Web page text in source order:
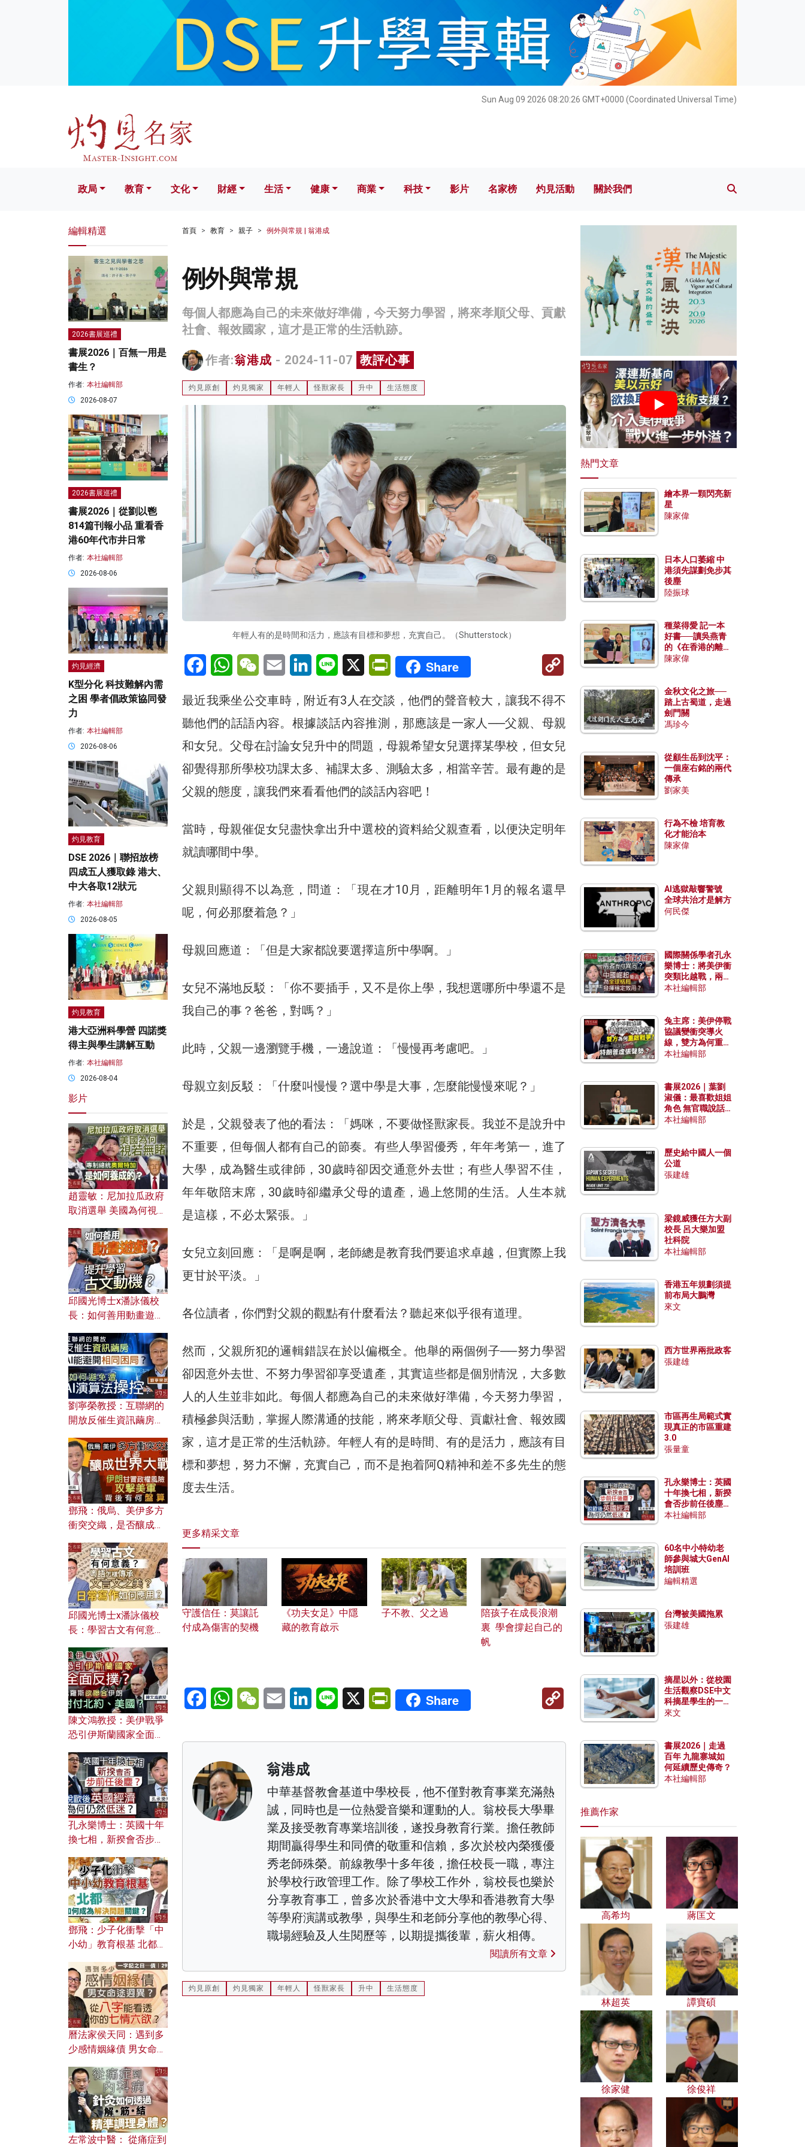
Sun Aug 09 2026 08:20:28 GMT+0000 (Coordinated Universal Time)
文化 財經 生活 健康 科技 影片 名家榜 灼見活動 關於我們
政局 教育 文化 財經 生活 健康 商業 科技 影片 名家榜 灼見活動 關於我們
首頁 教育 親子 例外與常規 | 翁港成
例外與常規
每個人都應為自己的未來做好準備，今天努力學習，將來孝順父母、貢獻
社會、報效國家，這才是正常的生活軌跡。
作者:翁港成 - 2024-11-07 教評心事
灼見原創 灼見獨家 年輕人 怪獸家長 升中 生活態度
年輕人有的是時間和活力，應該有目標和夢想，充實自己。（Shutterstock）
FacebookWhatsAppWeChatEmail LinkedInLine X PrintFriendly
Share
Copy
Link
最近我乘坐公交車時，附近有3人在交談，他們的聲音較大，讓我不得不
聽他們的話語內容。根據談話內容推測，那應該是一家人──父親、母親
和女兒。父母在討論女兒升中的問題，母親希望女兒選擇某學校，但女兒
卻覺得那所學校功課太多、補課太多、測驗太多，相當辛苦。最有趣的是
父親的態度，讓我們來看看他們的談話內容吧！
當時，母親催促女兒盡快拿出升中選校的資料給父親查看，以便決定明年
就讀哪間中學。
父親則顯得不以為意，問道：「現在才10月，距離明年1月的報名還早
呢，何必那麼着急？」
母親回應道：「但是大家都說要選擇這所中學啊。」
女兒不滿地反駁：「你不要插手，又不是你上學，我想選哪所中學還不是
我自己的事？爸爸，對嗎？」
此時，父親一邊瀏覽手機，一邊說道：「慢慢再考慮吧。」
母親立刻反駁：「什麼叫慢慢？選中學是大事，怎麼能慢慢來呢？」
於是，父親發表了他的看法：「媽咪，不要做怪獸家長。我並不是說升中
不重要，但每個人都有自己的節奏。有些人學習優秀，年年考第一，進了
大學，成為醫生或律師，30歲時卻因交通意外去世；有些人學習不佳，
年年敬陪末席，30歲時卻繼承父母的遺產，過上悠閒的生活。人生本就
是這樣，不必太緊張。」
女兒立刻回應：「是啊是啊，老師總是教育我們要追求卓越，但實際上我
更甘於平淡。」
各位讀者，你們對父親的觀點有什麼看法？聽起來似乎很有道理。
然而，父親所犯的邏輯錯誤在於以偏概全。他舉的兩個例子──努力學習
卻因意外去世、不努力學習卻享受遺產，其實這些都是個別情況，大多數
人的人生並非如此。每個人都應為自己的未來做好準備，今天努力學習，
積極參與活動，掌握人際溝通的技能，將來孝順父母、貢獻社會、報效國
家，這才是正常的生活軌跡。年輕人有的是時間、有的是活力，應該有目
標和夢想，努力不懈，充實自己，而不是抱着阿Q精神和差不多先生的態
度去生活。
更多精采文章
守護信任：莫讓託
付成為傷害的契機
《功夫女足》中隱
藏的教育啟示
子不教、父之過
陪孩子在成長浪潮
裏 學會撐起自己的
帆
FacebookWhatsAppWeChatEmail LinkedInLine X PrintFriendly
Share
Copy
翁港成
中華基督教會基道中學校長，他不僅對教育事業充滿熱
誠，同時也是一位熱愛音樂和運動的人。翁校長大學畢
業及接受教育專業培訓後，遂投身教育行業。擔任教師
期間贏得學生和同儕的敬重和信賴，多次於校內榮獲優
秀老師殊榮。前線教學十多年後，擔任校長一職，專注
於學校行政管理工作。除了學校工作外，翁校長也樂於
分享教育事工，曾多次於香港中文大學和香港教育大學
等學府演講或教學，與學生和老師分享他的教學心得、
職場經驗及人生閱歷等，以期提攜後輩，薪火相傳。
閱讀所有文章
灼見原創 灼見獨家 年輕人 怪獸家長 升中 生活態度
編輯精選
2026書展巡禮
書展2026｜百無一用是
書生？
作者: 本社編輯部
2026-08-07
2026書展巡禮
書展2026｜從劉以鬯
814篇刊報小品 重看香
港60年代市井日常
作者: 本社編輯部
2026-08-06
灼見經濟
K型分化 科技難解內需
之困 學者倡政策協同發
力
作者: 本社編輯部
2026-08-06
灼見教育
DSE 2026｜聯招放榜
四成五人獲取錄 港大、
中大各取12狀元
作者: 本社編輯部
2026-08-05
灼見教育
港大亞洲科學營 四諾獎
得主與學生講解互動
作者: 本社編輯部
2026-08-04
影片
趙靈敏：尼加拉瓜政府
取消選舉 美國為何視若
加是如何養成的？
邱國光博士x潘詠儀校
長：如何善用動畫遊戲
劉寧榮教授：互聯網的
開放反催生資訊繭房，
何避免遭AI演算法操
控？
鄧飛：俄烏、美伊多方
衝突交織，是否釀成世
風險攻擊美軍，背後有
何盤算？
邱國光博士x潘詠儀校
長：學習古文有何意
文之美？ 日常寫作如何
應用？
陳文鴻教授：美伊戰爭
恐引伊斯蘭國家全面反
對付北約美國？
孔永樂博士：英國十年
換七相，新揆會否步前
濟為何仍然低迷？
鄧飛：少子化衝擊「中
小幼」教育根基 北都如
曆法家侯天同：遇到多
少感情姻緣債 男女命途
的七情六欲？
左常波中醫： 從痛症到
熱門文章
繪本界一顆閃亮新
星
陳家偉
日本人口萎縮 中
港須先謀劃免步其
後塵
陸振球
種菜得愛 記一本
好書──讀吳燕青
的《在香港的離島
種菜》
陳家偉
金秋文化之旅──
踏上古蜀道，走過
劍門關
馮珍今
從顧生岳到沈平：
一個座右銘的兩代
傳承
劉家美
行為不檢 培育教
化才能治本
陳家偉
AI逃獄敲響警號
全球共治才是解方
何民傑
國際關係學者孔永
樂博士：將美伊衝
突類比越戰，兩者
有何異同？中國崛
本社編輯部
兔主席：美伊停戰
協議變衝突導火
線，雙方為何重啟
戰爭？伊朗一早洞
本社編輯部
書展2026｜葉劉
淑儀：最喜歡姐姐
角色 無官職說話
包袱少
本社編輯部
歷史給中國人一個
公道
張建雄
梁鏡威獲任方大副
校長 呂大樂加盟
社科院
本社編輯部
香港五年規劃須提
前布局大鵬灣
來文
西方世界兩批政客
張建雄
市區再生局範式實
現真正的市區重建
3.0
張量童
孔永樂博士：英國
十年換七相，新揆
會否步前任後塵？
脫歐後英國經濟為
本社編輯部
60名中小特幼老
師參與城大GenAI
培訓班
編輯精選
台灣被美國拖累
張建雄
摘星以外：從校園
生活觀察DSE中文
科摘星學生的一點
特質
來文
書展2026｜走過
百年 九龍寨城如
何延續歷史傳奇？
本社編輯部
推薦作家
高希均 蔣匡文
林超英 譚寶碩
徐家健 徐俊祥